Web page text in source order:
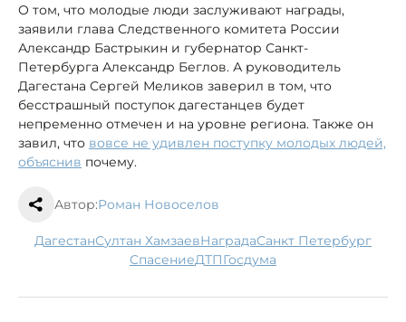
О том, что молодые люди заслуживают награды,
заявили глава Следственного комитета России
Александр Бастрыкин и губернатор Санкт-
Петербурга Александр Беглов. А руководитель
Дагестана Сергей Меликов заверил в том, что
бесстрашный поступок дагестанцев будет
непременно отмечен и на уровне региона. Также он
завил, что вовсе не удивлен поступку молодых людей,
объяснив почему.
Автор:Роман Новоселов
Дагестан Султан Хамзаев награда
Санкт Петербург
спасение
ДТП госдума